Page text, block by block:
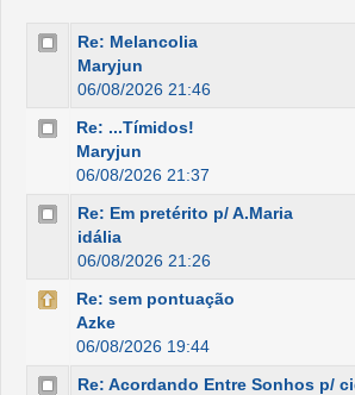
Re: Melancolia
Maryjun
06/08/2026 21:46
Re: ...Tímidos!
Maryjun
06/08/2026 21:37
Re: Em pretérito p/ A.Maria
idália
06/08/2026 21:26
Re: sem pontuação
Azke
06/08/2026 19:44
Re: Acordando Entre Sonhos p/